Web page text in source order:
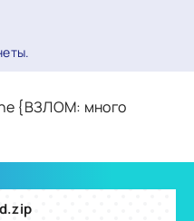
{ВЗЛОМ: много